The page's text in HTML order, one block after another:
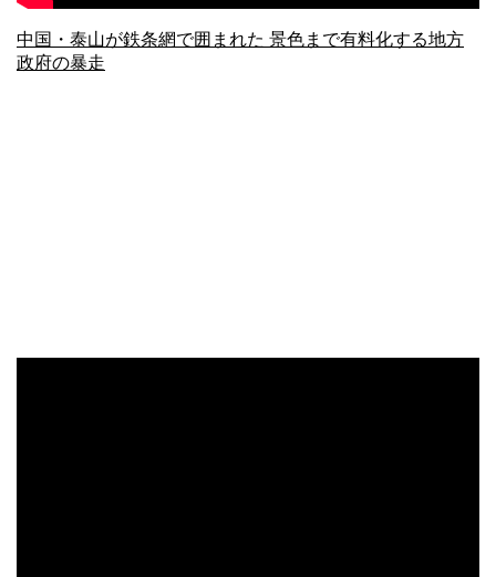
中国・泰山が鉄条網で囲まれた 景色まで有料化する地方
政府の暴走